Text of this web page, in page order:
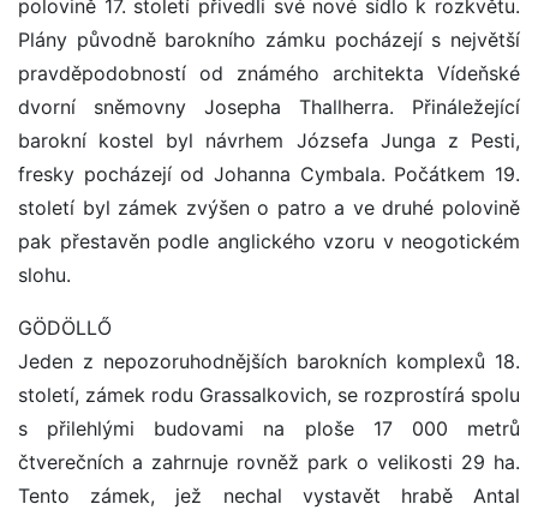
polovině 17. století přivedli své nové sídlo k rozkvětu.
Plány původně barokního zámku pocházejí s největší
pravděpodobností od známého architekta Vídeňské
dvorní sněmovny Josepha Thallherra. Přináležející
barokní kostel byl návrhem Józsefa Junga z Pesti,
fresky pocházejí od Johanna Cymbala. Počátkem 19.
století byl zámek zvýšen o patro a ve druhé polovině
pak přestavěn podle anglického vzoru v neogotickém
slohu.
GÖDÖLLŐ
Jeden z nepozoruhodnějších barokních komplexů 18.
století, zámek rodu Grassalkovich, se rozprostírá spolu
s přilehlými budovami na ploše 17 000 metrů
čtverečních a zahrnuje rovněž park o velikosti 29 ha.
Tento zámek, jež nechal vystavět hrabě Antal